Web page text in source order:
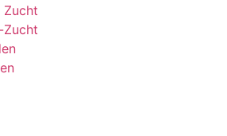
Zucht
Zucht